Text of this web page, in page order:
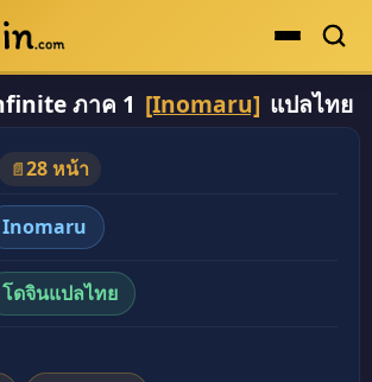
ดูเยอะสุด
ระดับตำนาน
ยอดนิยม
ภาค 1 [Inomaru] แปลไทย
📄28 หน้า
Inomaru
โดจินแปลไทย